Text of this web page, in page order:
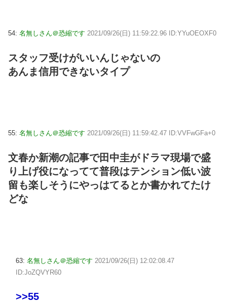
54: 名無しさん＠恐縮です 2021/09/26(日) 11:59:22.96 ID:YYuOEOXF0
スタッフ受けがいいんじゃないの
あんま信用できないタイプ
55: 名無しさん＠恐縮です 2021/09/26(日) 11:59:42.47 ID:VVFwGFa+0
文春か新潮の記事で田中圭がドラマ現場で盛
り上げ役になってて普段はテンション低い波
留も楽しそうにやっはてるとか書かれてたけ
どな
63: 名無しさん＠恐縮です 2021/09/26(日) 12:02:08.47
ID:JoZQVYR60
>>55